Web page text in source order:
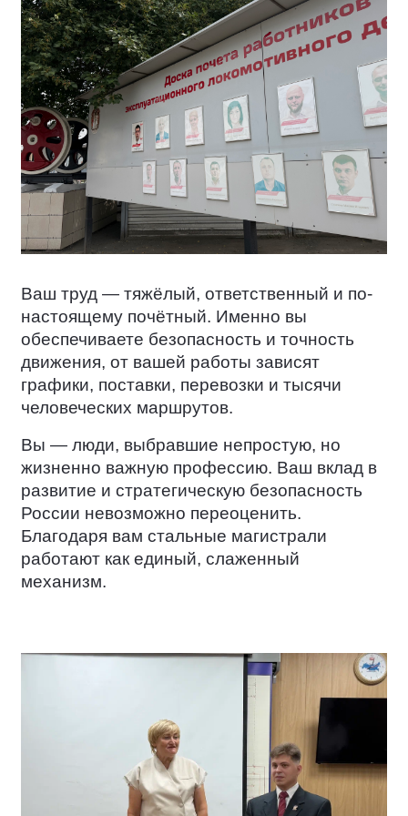
Ваш труд — тяжёлый, ответственный и по-
настоящему почётный. Именно вы
обеспечиваете безопасность и точность
движения, от вашей работы зависят
графики, поставки, перевозки и тысячи
человеческих маршрутов.
Вы — люди, выбравшие непростую, но
жизненно важную профессию. Ваш вклад в
развитие и стратегическую безопасность
России невозможно переоценить.
Благодаря вам стальные магистрали
работают как единый, слаженный
механизм.